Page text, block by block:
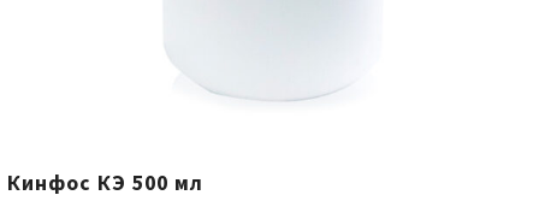
Кинфос КЭ 500 мл